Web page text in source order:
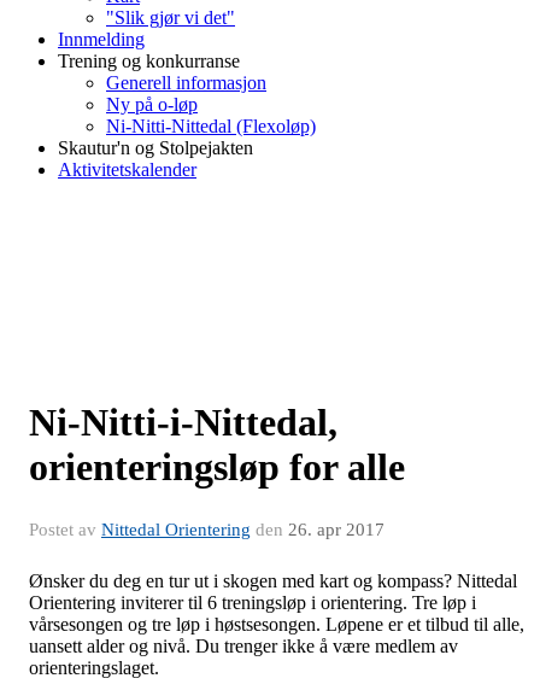
"Slik gjør vi det"
Innmelding
Trening og konkurranse
Generell informasjon
Ny på o-løp
Ni-Nitti-Nittedal (Flexoløp)
Skautur'n og Stolpejakten
Aktivitetskalender
Ni-Nitti-i-Nittedal,
orienteringsløp for alle
Postet av Nittedal Orientering den 26. apr 2017
Ønsker du deg en tur ut i skogen med kart og kompass? Nittedal
Orientering inviterer til 6 treningsløp i orientering. Tre løp i
vårsesongen og tre løp i høstsesongen. Løpene er et tilbud til alle,
uansett alder og nivå. Du trenger ikke å være medlem av
orienteringslaget.